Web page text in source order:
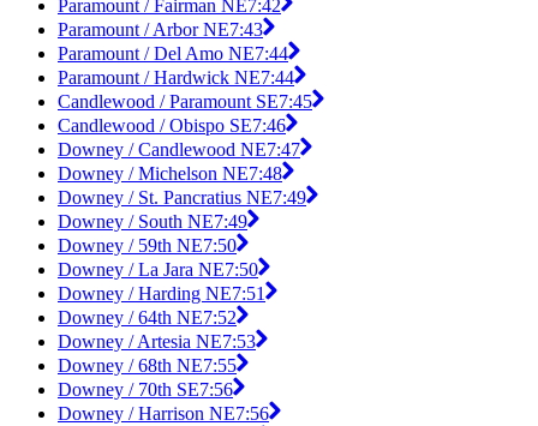
Paramount / Fairman NE7:42
Paramount / Arbor NE7:43
Paramount / Del Amo NE7:44
Paramount / Hardwick NE7:44
Candlewood / Paramount SE7:45
Candlewood / Obispo SE7:46
Downey / Candlewood NE7:47
Downey / Michelson NE7:48
Downey / St. Pancratius NE7:49
Downey / South NE7:49
Downey / 59th NE7:50
Downey / La Jara NE7:50
Downey / Harding NE7:51
Downey / 64th NE7:52
Downey / Artesia NE7:53
Downey / 68th NE7:55
Downey / 70th SE7:56
Downey / Harrison NE7:56